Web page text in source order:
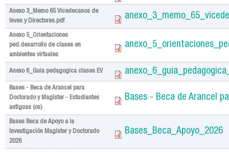
Anexo 3_Memo 65 Vicedecanos de
Inves y Directores.pdf
Anexo 5_Orientaciones
ped.desarrollo de clases en
ambientes virtuales
Anexo 6_Guia pedagogica clases EV
Bases - Beca de Arancel para
Doctorado y Magíster - Estudiantes
antiguas (os)
Bases - Beca de Arancel
Bases Beca de Apoyo a la
Investigación Magíster y Doctorado
2026
Bases_Beca_Apoyo_2026